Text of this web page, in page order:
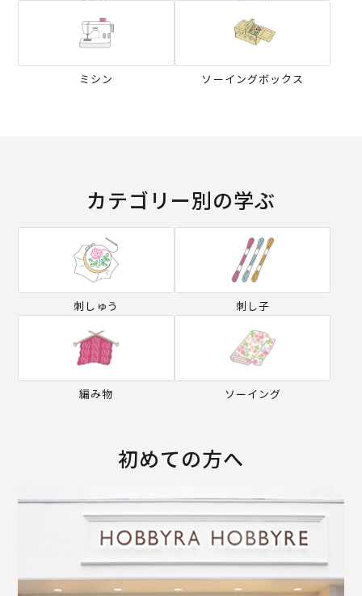
ミシン ソーイングボックス
カテゴリー別の学ぶ
刺しゅう 刺し子
編み物 ソーイング
初めての方へ